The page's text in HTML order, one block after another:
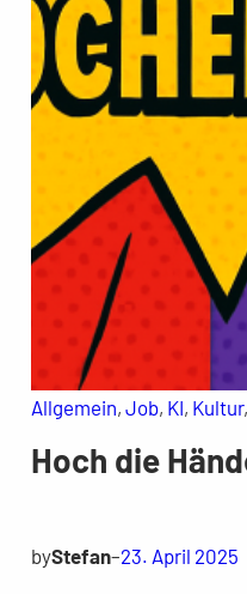
Allgemein, Job, KI, Kultur,
Hoch die
byStefan–23. April 2025